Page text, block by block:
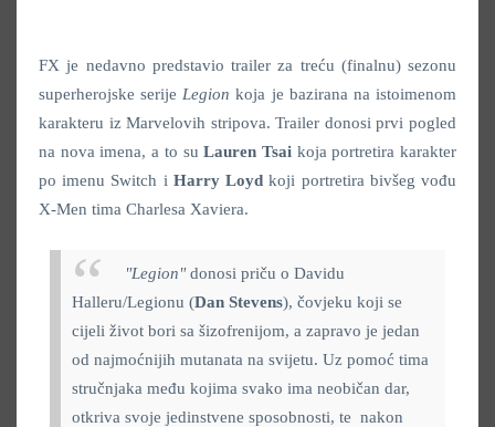
FX je nedavno predstavio trailer za treću (finalnu) sezonu
superherojske serije Legion koja je bazirana na istoimenom
karakteru iz Marvelovih stripova. Trailer donosi prvi pogled
na nova imena, a to su Lauren Tsaikoja portretira karakter
po imenu Switch i Harry Loyd koji portretira bivšeg vođu
X-Men tima Charlesa Xaviera.
"Legion"donosi priču o Davidu
Halleru/Legionu (Dan Stevens), čovjeku koji se
cijeli život bori sa šizofrenijom, a zapravo je jedan
od najmoćnijih mutanata na svijetu. Uz pomoć tima
stručnjaka među kojima svako ima neobičan dar,
otkriva svoje jedinstvene sposobnosti, te nakon